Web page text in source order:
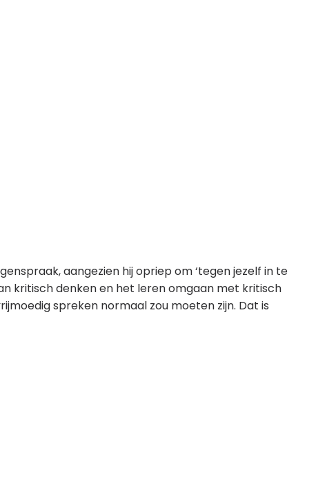
aangezien hij opriep om ‘tegen jezelf in te
kritisch denken en het leren omgaan met kritisch
spreken normaal zou moeten zijn. Dat is